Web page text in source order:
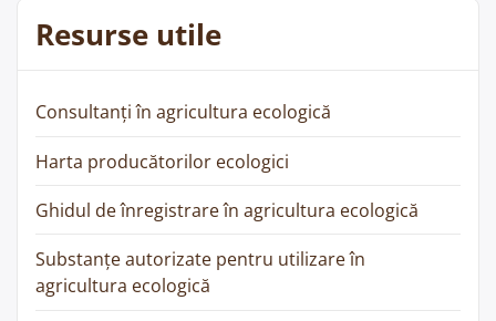
Resurse utile
Consultanți în agricultura ecologică
Harta producătorilor ecologici
Ghidul de înregistrare în agricultura ecologică
Substanțe autorizate pentru utilizare în
agricultura ecologică